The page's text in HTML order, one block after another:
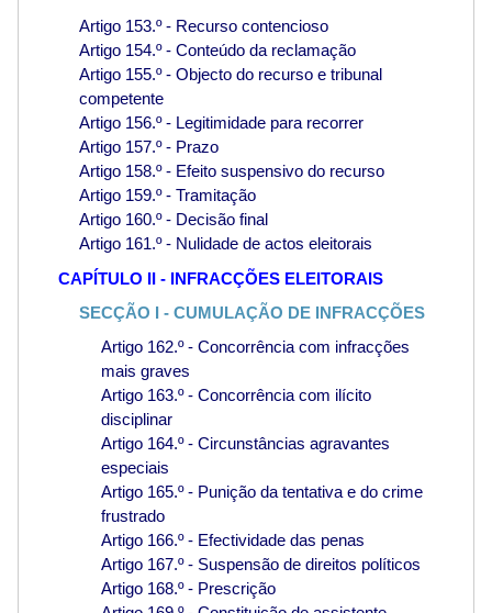
Artigo 153.º - Recurso contencioso
Artigo 154.º - Conteúdo da reclamação
Artigo 155.º - Objecto do recurso e tribunal
competente
Artigo 156.º - Legitimidade para recorrer
Artigo 157.º - Prazo
Artigo 158.º - Efeito suspensivo do recurso
Artigo 159.º - Tramitação
Artigo 160.º - Decisão final
Artigo 161.º - Nulidade de actos eleitorais
CAPÍTULO II - INFRACÇÕES ELEITORAIS
SECÇÃO I - CUMULAÇÃO DE INFRACÇÕES
Artigo 162.º - Concorrência com infracções
mais graves
Artigo 163.º - Concorrência com ilícito
disciplinar
Artigo 164.º - Circunstâncias agravantes
especiais
Artigo 165.º - Punição da tentativa e do crime
frustrado
Artigo 166.º - Efectividade das penas
Artigo 167.º - Suspensão de direitos políticos
Artigo 168.º - Prescrição